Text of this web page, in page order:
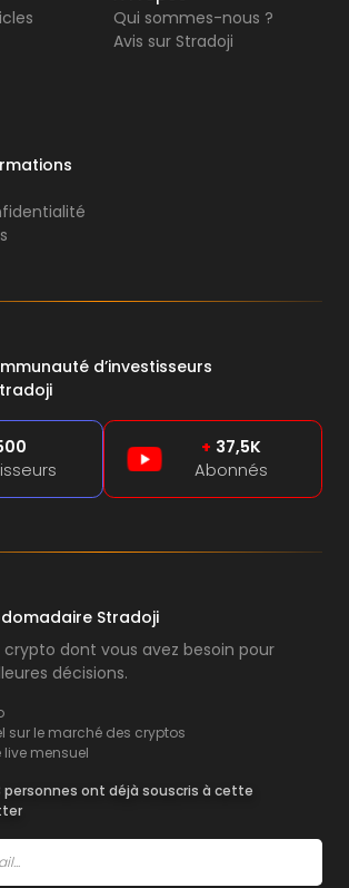
Qui sommes-nous ?
Avis sur Stradoji
d’investisseurs
+ 37,5K
Abonnés
Stradoji
crypto dont vous avez besoin pour
décisions.
sur le marché des cryptos
mensuel
personnes ont déjà souscris à cette